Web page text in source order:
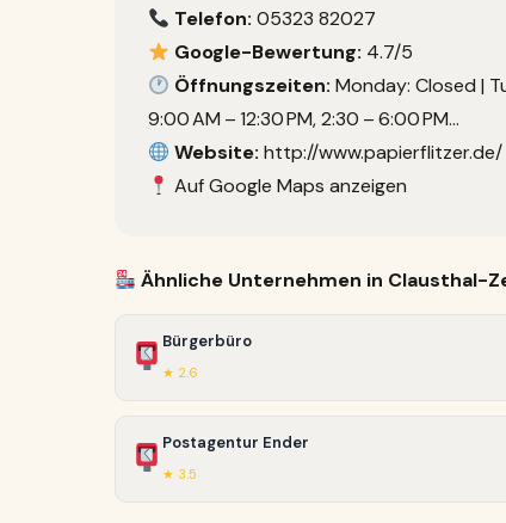
Telefon: 05323 82027
Google-Bewertung: 4.7/5
Öffnungszeiten: Monday: Closed |
9:00 AM – 12:30 PM, 2:30 – 6:00 PM…
Website: http://www.papierflitzer.de/
Auf Google Maps anzeigen
Ähnliche Unternehmen in Clausthal-
Bürgerbüro
★ 2.6
Postagentur Ender
★ 3.5